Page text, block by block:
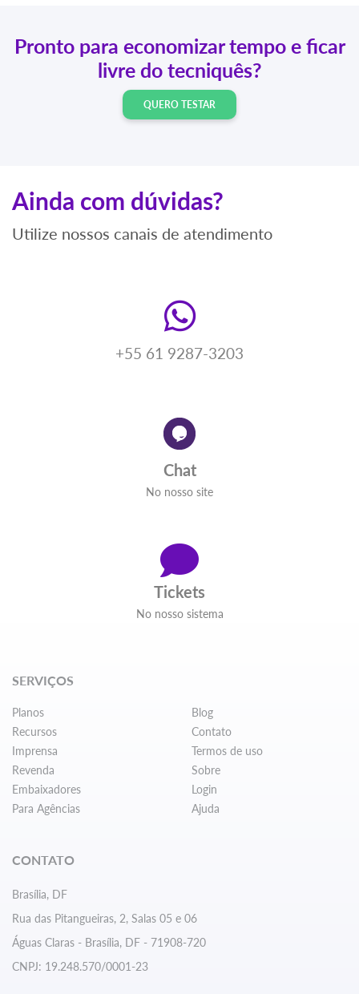
Pronto para economizar tempo e ficar
livre do tecniquês?
QUERO TESTAR
Ainda com dúvidas?
Utilize nossos canais de atendimento
+55 61 9287-3203
Chat
No nosso site
Tickets
No nosso sistema
SERVIÇOS
Planos
Recursos
Imprensa
Revenda
Embaixadores
Para Agências
Blog
Contato
Termos de uso
Sobre
Login
Ajuda
CONTATO
Brasília, DF
Rua das Pitangueiras, 2, Salas 05 e 06
Águas Claras - Brasília, DF - 71908-720
CNPJ: 19.248.570/0001-23